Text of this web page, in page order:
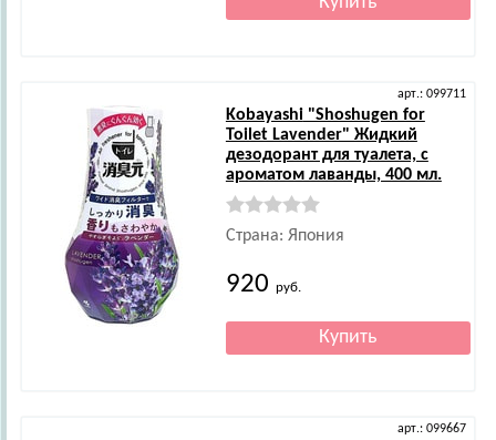
арт.: 099711
Kobayashi"Shoshugen for
Toilet Lavender" Жидкий
дезодорант для туалета, с
ароматом лаванды, 400 мл.
Страна: Япония
920 руб.
арт.: 099667